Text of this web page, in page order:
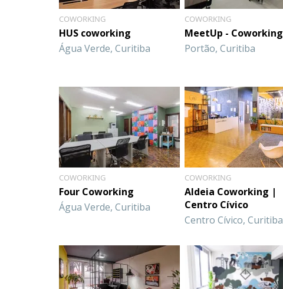
COWORKING
HUS coworking
Água Verde, Curitiba
COWORKING
MeetUp - Coworking
Portão, Curitiba
COWORKING
Four Coworking
Água Verde, Curitiba
COWORKING
Aldeia Coworking |
Centro Cívico
Centro Cívico, Curitiba